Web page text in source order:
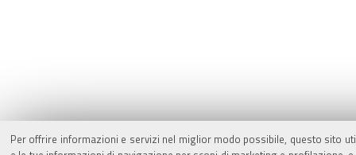
Per offrire informazioni e servizi nel miglior modo possibile, questo sito